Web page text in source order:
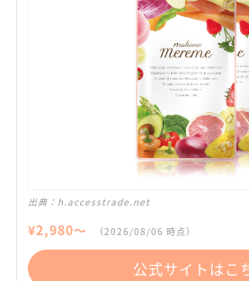
出典： h.accesstrade.net
¥2,980〜 （2026/08/06 時点）
公式サイトはこ